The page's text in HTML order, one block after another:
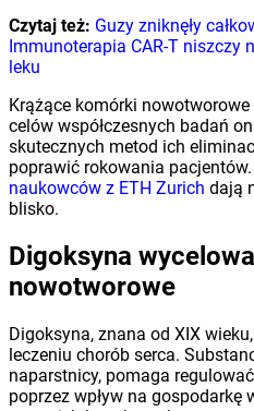
Czytaj też: Guzy zniknęły
Immunoterapia CAR-T niszczy
leku
Krążące komórki nowotworowe
celów współczesnych badań
skutecznych metod ich
poprawić rokowania
naukowców z ETH Zurich dają
blisko.
Digoksyna
nowotworowe
Digoksyna, znana od XIX
leczeniu chorób serca.
naparstnicy, pomaga
poprzez wpływ na gospodarkę